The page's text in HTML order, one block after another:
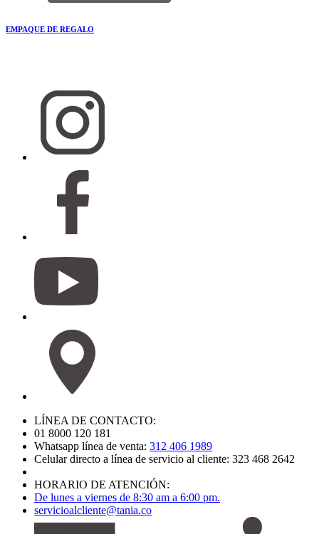
EMPAQUE DE REGALO
LÍNEA DE CONTACTO:
01 8000 120 181
Whatsapp línea de venta: 312 406 1989
Celular directo a línea de servicio al cliente: 323 468 2642
HORARIO DE ATENCIÓN:
De lunes a viernes de 8:30 am a 6:00 pm.
servicioalcliente@tania.co